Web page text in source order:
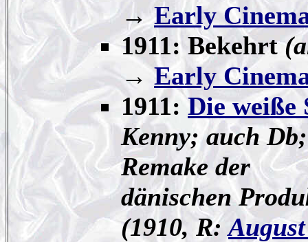
→Early
1911: Bekehrt
→Early
1911: Die weiße
Kenny; auch
Remake der
dänischen
(1910, R: